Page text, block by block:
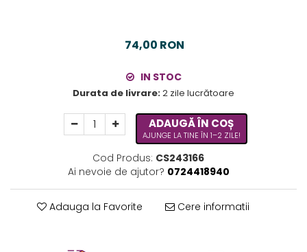
74,00 RON
IN STOC
Durata de livrare:2 zile lucrătoare
ADAUGĂ ÎN COȘ
AJUNGE LA TINE ÎN 1–2 ZILE!
Cod Produs: CS243166
Ai nevoie de ajutor? 0724418940
Adauga la Favorite Cere informatii